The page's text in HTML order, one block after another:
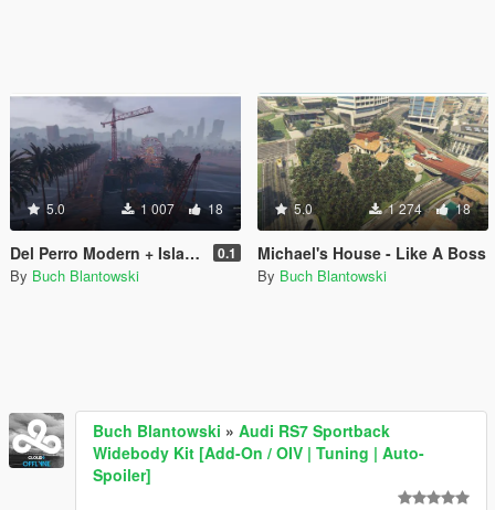
5.0 1 007 18
Del Perro Modern + Island houses 0.1
By Buch Blantowski
5.0 1 274 18
Michael's House - Like A Boss
By Buch Blantowski
Buch Blantowski » Audi RS7 Sportback
Widebody Kit [Add-On / OIV | Tuning | Auto-
Spoiler]